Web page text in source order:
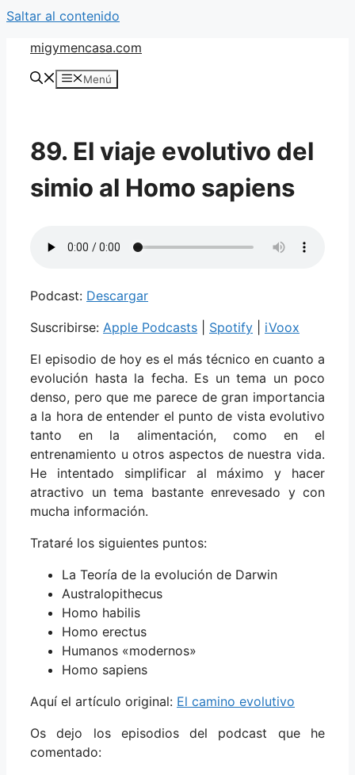
Saltar al contenido
migymencasa.com
Menú
89. El viaje evolutivo del
simio al Homo sapiens
Podcast: Descargar
Suscribirse: Apple Podcasts Spotify
iVoox
El episodio de hoy es el más técnico en cuanto a
evolución hasta la fecha. Es un tema un poco
denso, pero que me parece de gran importancia
a la hora de entender el punto de vista evolutivo
tanto en la alimentación, como en el
entrenamiento u otros aspectos de nuestra vida.
He intentado simplificar al máximo y hacer
atractivo un tema bastante enrevesado y con
mucha información.
Trataré los siguientes puntos:
La Teoría de la evolución de Darwin
Australopithecus
Homo habilis
Homo erectus
Humanos «modernos»
Homo sapiens
Aquí el artículo original: El camino evolutivo
Os dejo los episodios del podcast que he
comentado: